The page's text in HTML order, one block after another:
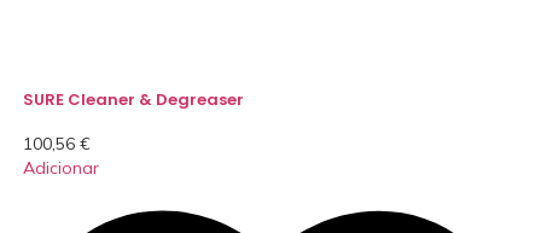
SURE Cleaner & Degreaser
100,56 €
Adicionar